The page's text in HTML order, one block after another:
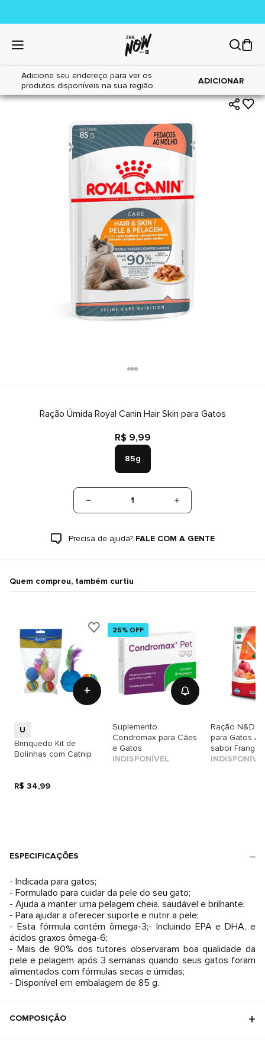
Adicione seu endereço para ver os
produtos disponíveis na sua região.
ADICIONAR
Home|Gatos|Alimentos
Ração Úmida Royal Canin Hair Skin para Gatos
R$ 9,99
85g
1
Precisa de ajuda? FALE COM A GENTE
Quem comprou, também curtiu
+
U
Brinquedo Kit de
Bolinhas com Catnip
R$ 34,99
25% OFF
Suplemento
Condromax para Cães
e Gatos
INDISPONÍVEL
Ração N&D
para Gatos
sabor
& Romã
ESPECIFICAÇÕES
- Indicada para gatos;
- Formulado para cuidar da pele do seu gato;
- Ajuda a manter uma pelagem cheia, saudável e brilhante;
- Para ajudar a oferecer suporte e nutrir a pele;
- Esta fórmula contém ômega-3;- Incluindo EPA e DHA, e
ácidos graxos ômega-6;
- Mais de 90% dos tutores observaram boa qualidade da
pele e pelagem após 3 semanas quando seus gatos foram
alimentados com fórmulas secas e úmidas;
- Disponível em embalagem de 85 g.
COMPOSIÇÃO